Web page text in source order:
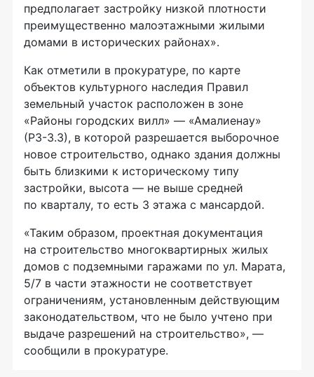
предполагает застройку низкой плотности
преимущественно малоэтажными жилыми
домами в исторических районах».
Как отметили в прокуратуре, по карте
объектов культурного наследия Правил
земельный участок расположен в зоне
«Районы городских вилл» — «Амалиенау»
(РЗ-3.3), в которой разрешается выборочное
новое строительство, однако здания должны
быть близкими к историческому типу
застройки, высота — не выше средней
по кварталу, то есть 3 этажа с мансардой.
«Таким образом, проектная документация
на строительство многоквартирных жилых
домов с подземными гаражами по ул. Марата,
5/7 в части этажности не соответствует
ограничениям, установленным действующим
законодательством, что не было учтено при
выдаче разрешений на строительство», —
сообщили в прокуратуре.